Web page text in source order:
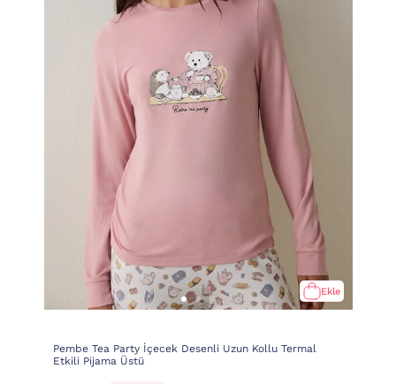
Ekle
Pembe Tea Party İçecek Desenli Uzun Kollu Termal
Etkili Pijama Üstü